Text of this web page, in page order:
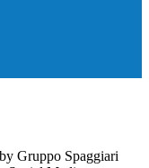
Gruppo Spaggiari